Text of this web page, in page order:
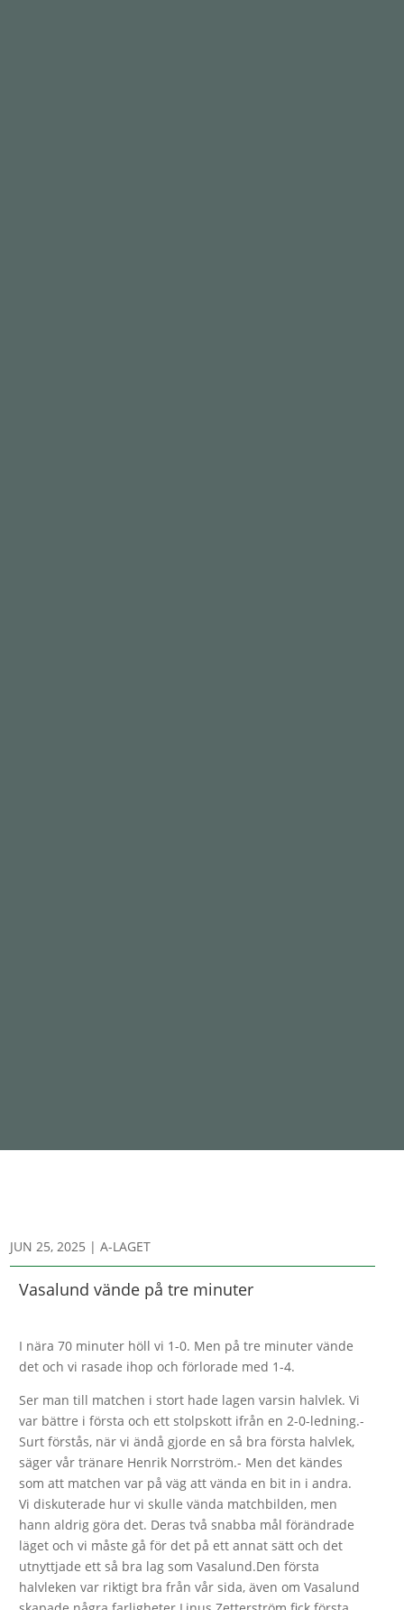
JUN 25, 2025 |A-LAGET
Vasalund vände på tre minuter
I nära 70 minuter höll vi 1-0. Men på tre minuter vände
det och vi rasade ihop och förlorade med 1-4.
Ser man till matchen i stort hade lagen varsin halvlek. Vi
var bättre i första och ett stolpskott ifrån en 2-0-ledning.-
Surt förstås, när vi ändå gjorde en så bra första halvlek,
säger vår tränare Henrik Norrström.- Men det kändes
som att matchen var på väg att vända en bit in i andra.
Vi diskuterade hur vi skulle vända matchbilden, men
hann aldrig göra det. Deras två snabba mål förändrade
läget och vi måste gå för det på ett annat sätt och det
utnyttjade ett så bra lag som Vasalund.Den första
halvleken var riktigt bra från vår sida, även om Vasalund